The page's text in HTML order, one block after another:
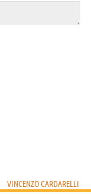
VINCENZO CARDARELLI